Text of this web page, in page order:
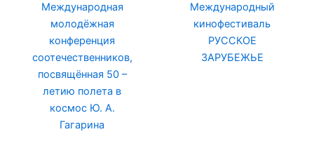
Международная
молодёжная
конференция
соотечественников,
посвящённая 50 –
летию полета в
космос Ю. А.
Гагарина
Международный
кинофестиваль
РУССКОЕ
ЗАРУБЕЖЬЕ